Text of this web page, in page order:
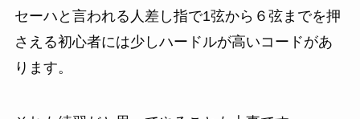
セーハと言われる人差し指で1弦から６弦までを押
さえる初心者には少しハードルが高いコードがあ
ります。